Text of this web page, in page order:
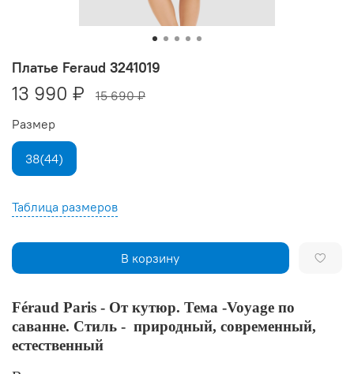
Платье Feraud 3241019
13 990 ₽ 15 690 ₽
Таблица размеров
В корзину
Размер
38(44)
Féraud Paris - От кутюр. Тема -Voyage по
саванне. Стиль - природный, современный,
естественный